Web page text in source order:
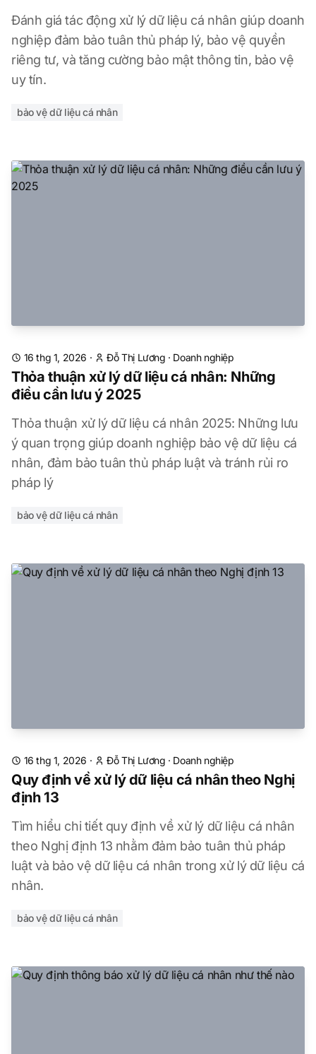
Đánh giá tác động xử lý dữ liệu cá nhân giúp doanh
nghiệp đảm bảo tuân thủ pháp lý, bảo vệ quyền
riêng tư, và tăng cường bảo mật thông tin, bảo vệ
uy tín.
bảo vệ dữ liệu cá nhân
16 thg 1, 2026 · Đỗ Thị Lương · Doanh nghiệp
Thỏa thuận xử lý dữ liệu cá nhân: Những
điều cần lưu ý 2025
Thỏa thuận xử lý dữ liệu cá nhân 2025: Những lưu
ý quan trọng giúp doanh nghiệp bảo vệ dữ liệu cá
nhân, đảm bảo tuân thủ pháp luật và tránh rủi ro
pháp lý
bảo vệ dữ liệu cá nhân
16 thg 1, 2026 · Đỗ Thị Lương · Doanh nghiệp
Quy định về xử lý dữ liệu cá nhân theo Nghị
định 13
Tìm hiểu chi tiết quy định về xử lý dữ liệu cá nhân
theo Nghị định 13 nhằm đảm bảo tuân thủ pháp
luật và bảo vệ dữ liệu cá nhân trong xử lý dữ liệu cá
nhân.
bảo vệ dữ liệu cá nhân